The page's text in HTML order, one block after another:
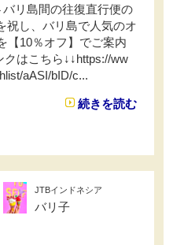
リ島間の往復直行便の
祝し、バリ島で人気のオ
【10％オフ】でご案内
はこちら↓↓https://ww
aASI/bID/c...
続きを読む
JTBインドネシア
バリ子